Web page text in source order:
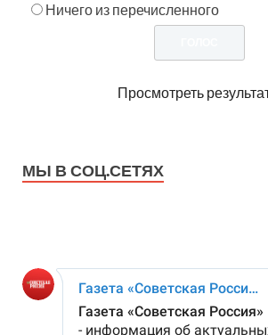
Ничего из перечисленного
Просмотреть
МЫ В СОЦ.СЕТЯХ